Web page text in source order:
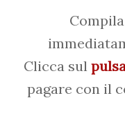
Clicca sul
pagare con il